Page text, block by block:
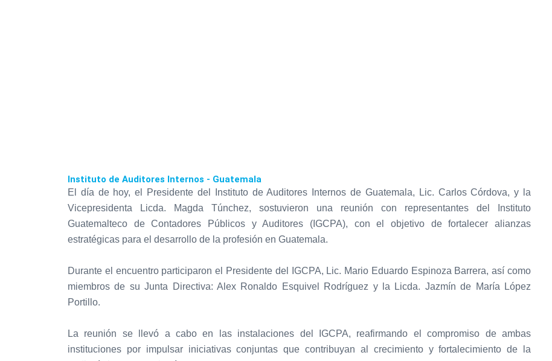
Instituto de Auditores Internos - Guatemala
El día de hoy, el Presidente del Instituto de Auditores Internos de Guatemala, Lic. Carlos Córdova, y la
Vicepresidenta Licda. Magda Túnchez, sostuvieron una reunión con representantes del Instituto
Guatemalteco de Contadores Públicos y Auditores (IGCPA), con el objetivo de fortalecer alianzas
estratégicas para el desarrollo de la profesión en Guatemala.
Durante el encuentro participaron el Presidente del IGCPA, Lic. Mario Eduardo Espinoza Barrera, así como
miembros de su Junta Directiva: Alex Ronaldo Esquivel Rodríguez y la Licda. Jazmín de María López
Portillo.
La reunión se llevó a cabo en las instalaciones del IGCPA, reafirmando el compromiso de ambas
instituciones por impulsar iniciativas conjuntas que contribuyan al crecimiento y fortalecimiento de la